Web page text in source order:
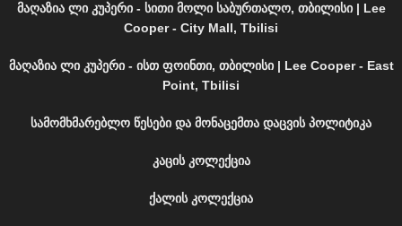
მაღაზია ლი კუპერი - სითი მოლი საბურთალო, თბილისი | Lee
Cooper - City Mall, Tbilisi
მაღაზია ლი კუპერი - ისთ ფოინთი, თბილისი | Lee Cooper - East
Point, Tbilisi
სამომხმარებლო წესები და მონაცემთა დაცვის პოლიტიკა
კაცის კოლექცია
ქალის კოლექცია